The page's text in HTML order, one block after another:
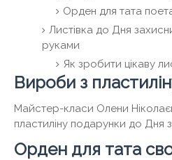
Орден для тата
Листівка до Дня
руками
Як зробити цікаву
Вироби з
Майстер-класи Олени
пластиліну подарунки до Дня
Орден для тата